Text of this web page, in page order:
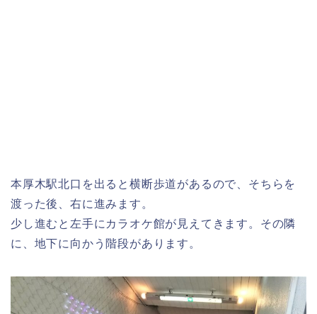
本厚木駅北口を出ると横断歩道があるので、そちらを
渡った後、右に進みます。
少し進むと左手にカラオケ館が見えてきます。その隣
に、地下に向かう階段があります。